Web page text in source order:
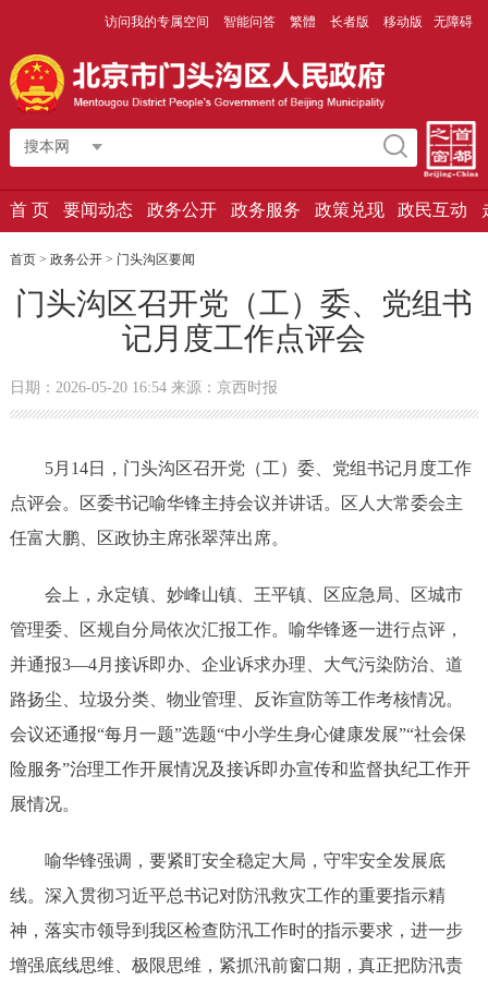
访问我的专属空间 智能问答 繁體 长者版 移动版 无障碍
搜本网
首 页 要闻动态 政务公开 政务服务 政策兑现 政民互动
首页> 政务公开> 门头沟区要闻
门头沟区召开党（工）委、党组书
记月度工作点评会
日期：2026-05-20 16:54 来源：京西时报
5月14日，门头沟区召开党（工）委、党组书记月度工作
点评会。区委书记喻华锋主持会议并讲话。区人大常委会主
任富大鹏、区政协主席张翠萍出席。
会上，永定镇、妙峰山镇、王平镇、区应急局、区城市
管理委、区规自分局依次汇报工作。喻华锋逐一进行点评，
并通报3—4月接诉即办、企业诉求办理、大气污染防治、道
路扬尘、垃圾分类、物业管理、反诈宣防等工作考核情况。
会议还通报“每月一题”选题“中小学生身心健康发展”“社会保
险服务”治理工作开展情况及接诉即办宣传和监督执纪工作开
展情况。
喻华锋强调，要紧盯安全稳定大局，守牢安全发展底
线。深入贯彻习近平总书记对防汛救灾工作的重要指示精
神，落实市领导到我区检查防汛工作时的指示要求，进一步
增强底线思维、极限思维，紧抓汛前窗口期，真正把防汛责